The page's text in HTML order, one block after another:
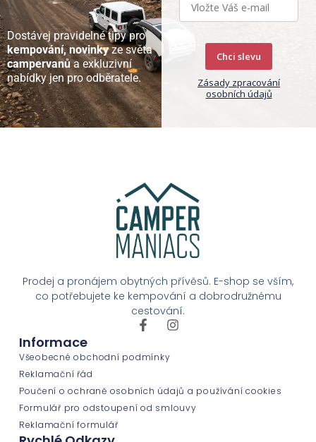
Dostávej pravidelné tipy pro
kempování, novinkyze světa
campervanůa exkluzivní
nabídky jen pro odběratele.
Chci slevu
Zásady zpracování
osobních údajů
Prodej a pronájem obytných přívěsů. E-shop se vším,
co potřebujete ke kempování a dobrodružnému
cestování.
Informace
Všeobecné obchodní podmínky
Reklamační řád
Poučení o ochraně osobních údajů a používání cookies
Formulář pro odstoupení od smlouvy
Reklamační formulář